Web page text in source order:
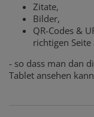
Zitate,
Bilder,
QR-Codes &
richtigen
- so dass man dan
Tablet ansehen